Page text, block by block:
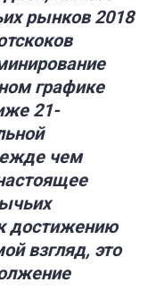
рынков 2018
графике
21-
чем
достижению
взгляд, это